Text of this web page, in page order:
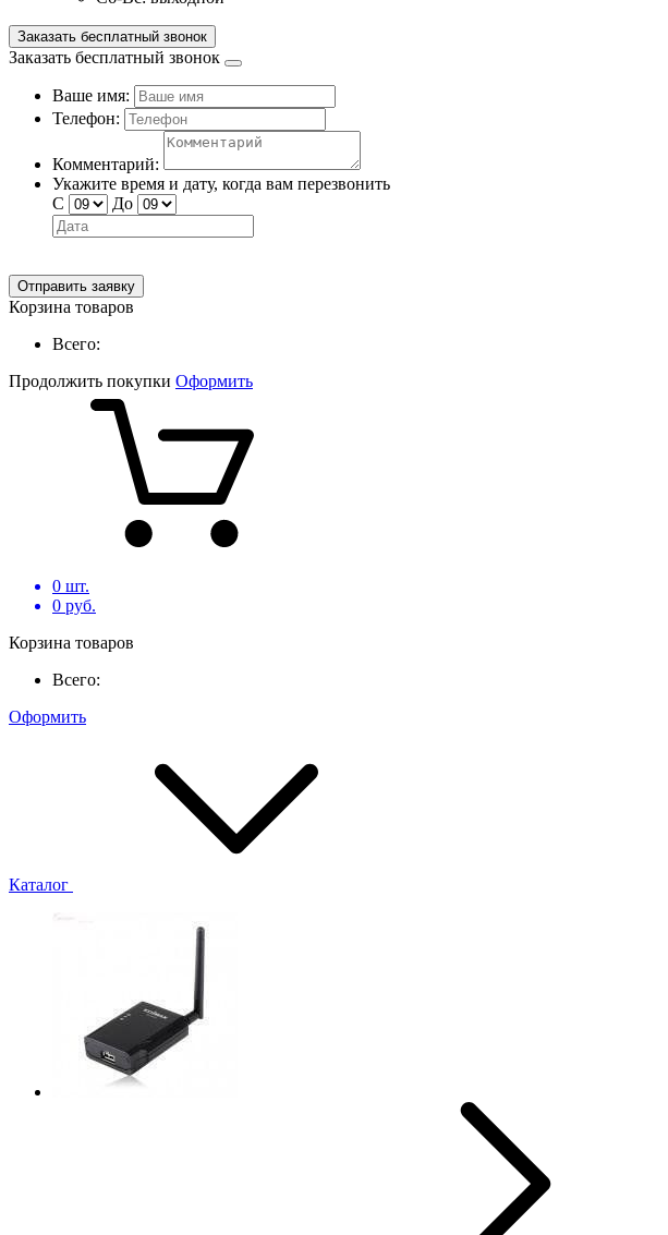
Заказать бесплатный звонок
Заказать бесплатный звонок
Ваше имя:
Телефон:
Комментарий:
Укажите время и дату, когда вам перезвонить
С
До
Отправить заявку
Корзина товаров
Всего:
Продолжить покупки Оформить
0 шт.
0 руб.
Корзина товаров
Всего:
Оформить
Каталог